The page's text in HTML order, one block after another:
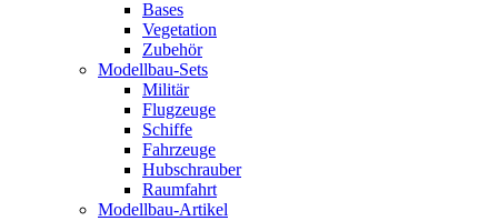
Bases
Vegetation
Zubehör
Modellbau-Sets
Militär
Flugzeuge
Schiffe
Fahrzeuge
Hubschrauber
Raumfahrt
Modellbau-Artikel